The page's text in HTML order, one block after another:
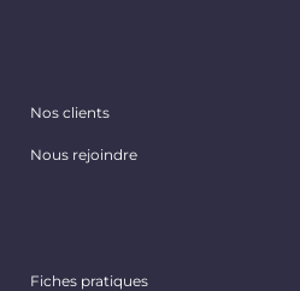
Nos clients
Nous rejoindre
Fiches pratiques